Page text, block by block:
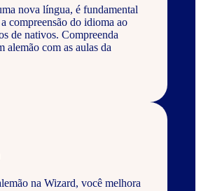
nova língua, é fundamental
compreensão do idioma ao
de nativos. Compreenda
alemão com as aulas da
na Wizard, você melhora